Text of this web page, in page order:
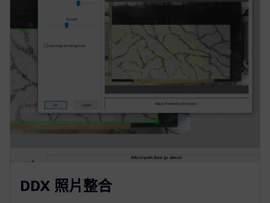
DDX 照片整合